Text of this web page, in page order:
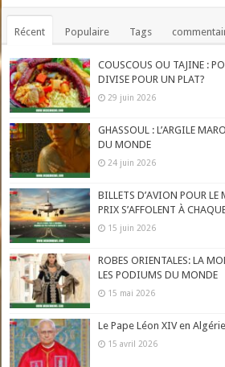
Récent Populaire Tags
COUSCOUS OU TAJINE :
DIVISE POUR UN PLAT?
29 juin 2026
GHASSOUL : L’ARGILE
DU MONDE
24 juin 2026
BILLETS D’AVION POUR LE
PRIX S’AFFOLENT À
15 juin 2026
ROBES ORIENTALES: LA
LES PODIUMS DU MONDE
15 mai 2026
Le Pape Léon XIV en
15 avril 2026